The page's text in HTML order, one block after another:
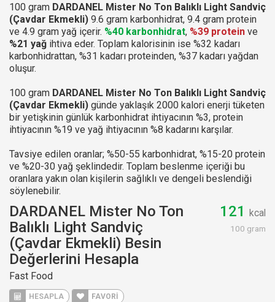
100 gram DARDANEL Mister No Ton Balıklı Light Sandviç
(Çavdar Ekmekli) 9.6 gram karbonhidrat, 9.4 gram protein
ve 4.9 gram yağ içerir. %40 karbonhidrat, %39 protein ve
%21 yağ ihtiva eder. Toplam kalorisinin ise %32 kadarı
karbonhidrattan, %31 kadarı proteinden, %37 kadarı yağdan
oluşur.
100 gram DARDANEL Mister No Ton Balıklı Light Sandviç
(Çavdar Ekmekli) günde yaklaşık 2000 kalori enerji tüketen
bir yetişkinin günlük karbonhidrat ihtiyacının %3, protein
ihtiyacının %19 ve yağ ihtiyacının %8 kadarını karşılar.
Tavsiye edilen oranlar; %50-55 karbonhidrat, %15-20 protein
ve %20-30 yağ şeklindedir. Toplam beslenme içeriği bu
oranlara yakın olan kişilerin sağlıklı ve dengeli beslendiği
söylenebilir.
DARDANEL Mister No Ton
Balıklı Light Sandviç
(Çavdar Ekmekli) Besin
Değerlerini Hesapla
Fast Food
HESAPLA FAVORİ
121 kcal
100 gram